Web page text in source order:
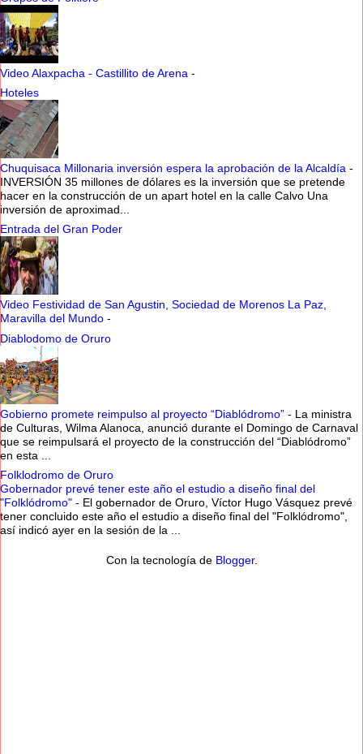
Video Alaxpacha - Castillito de Arena -
Hoteles
Chuquisaca Millonaria inversión espera la aprobación de la Alcaldía -
INVERSIÓN 35 millones de dólares es la inversión que se pretende
hacer en la construcción de un apart hotel en la calle Calvo Una
inversión de aproximad...
Entrada del Gran Poder
Video Festividad de San Agustin, Sociedad de Morenos La Paz,
Maravilla del Mundo -
Diablodomo de Oruro
Gobierno promete reimpulso al proyecto “Diablódromo” - La ministra
de Culturas, Wilma Alanoca, anunció durante el Domingo de Carnaval
que se reimpulsará el proyecto de la construcción del “Diablódromo”
en esta ...
Folklodromo de Oruro
Gobernador prevé tener este año el estudio a diseño final del
"Folklódromo" - El gobernador de Oruro, Víctor Hugo Vásquez prevé
tener concluido este año el estudio a diseño final del "Folklódromo",
así indicó ayer en la sesión de la ...
Con la tecnología de Blogger.